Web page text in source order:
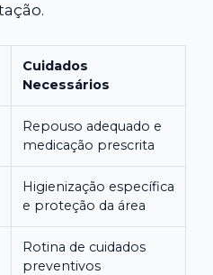
Cuidados
Necessários
Repouso adequado e
medicação prescrita
Higienização específica
e proteção da área
Rotina de cuidados
preventivos